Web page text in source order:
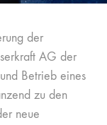
der
AG der
Betrieb eines
zu den
neue